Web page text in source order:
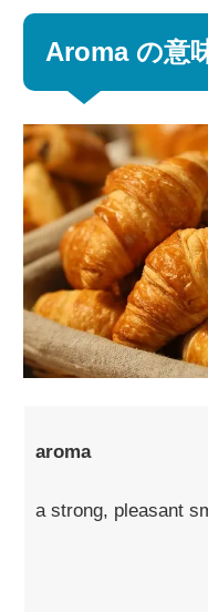
Aroma の意
aroma
a strong, pleasant